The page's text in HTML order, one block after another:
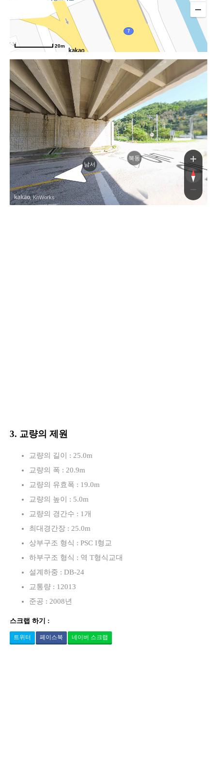
20m
로
남서
북동
, KnWorks
3. 교량의 제원
교량의 길이 : 25.0m
교량의 폭 : 20.9m
교량의 유효폭 : 19.0m
교량의 높이 : 5.0m
교량의 경간수 : 1개
최대경간장 : 25.0m
상부구조 형식 : PSC I형교
하부구조 형식 : 역 T형식교대
설계하중 : DB-24
교통량 : 12013
준공 : 2008년
스크랩 하기 :
트위터 페이스북 네이버 스크랩